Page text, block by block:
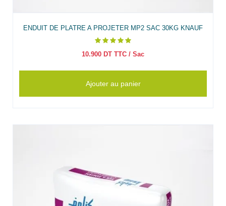
ENDUIT DE PLATRE A PROJETER MP2 SAC 30KG KNAUF
10.900 DT TTC / Sac
Ajouter au panier